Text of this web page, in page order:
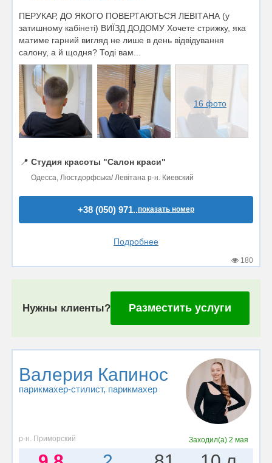
ПЕРУКАР, ДО ЯКОГО ПОВЕРТАЮТЬСЯ ЛЕВІТАНА (у
затишному кабінеті) ВИЇЗД ДОДОМУ Хочете стрижку, яка
матиме гарний вигляд не лише в день відвідування
салону, а й щодня? Тоді вам...
16 фото
📍 Студия красоты "Салон краси"
Одесса, Люстдорфська/ Левітана р-н. Киевский
+38 (050) 971..показать номер
Подробнее
180
Нужны клиенты? Разместить услуги
Валерия Капинос
парикмахер-стилист, парикмахер
р-н. Приморский Заходил(а)2 мая